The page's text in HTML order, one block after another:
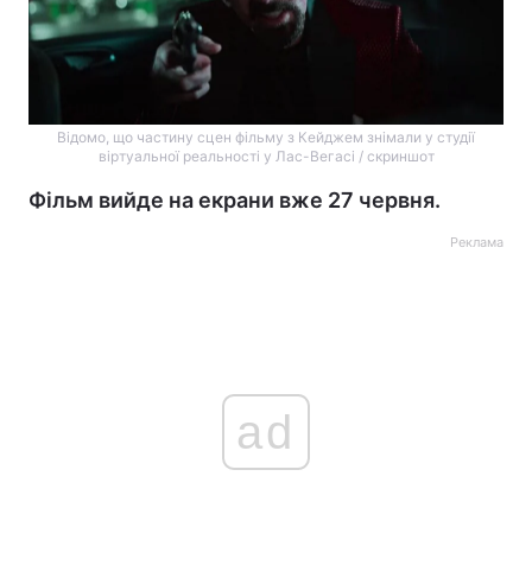
Відомо, що частину сцен фільму з Кейджем знімали у студії
віртуальної реальності у Лас-Вегасі / скриншот
Фільм вийде на екрани вже 27 червня.
Реклама
ad